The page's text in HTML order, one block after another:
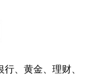
、黄金、理财、